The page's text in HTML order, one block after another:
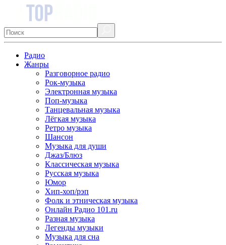
Радио
Жанры
Разговорное радио
Рок-музыка
Электронная музыка
Поп-музыка
Танцевальная музыка
Лёгкая музыка
Ретро музыка
Шансон
Музыка для души
Джаз/Блюз
Классическая музыка
Русская музыка
Юмор
Хип-хоп/рэп
Фолк и этническая музыка
Онлайн Радио 101.ru
Разная музыка
Легенды музыки
Музыка для сна